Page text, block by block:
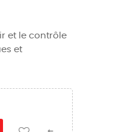
et le contrôle
et